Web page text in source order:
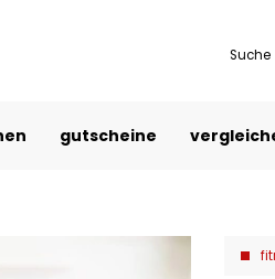
Suche
gutscheine